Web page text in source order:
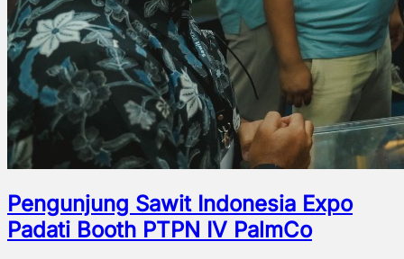
Pengunjung Sawit Indonesia Expo
Padati Booth PTPN IV PalmCo